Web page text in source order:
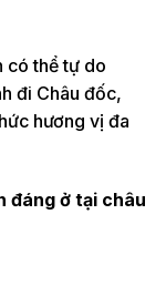
có thể tự do
đi Châu đốc,
hương vị đa
đáng ở tại châu